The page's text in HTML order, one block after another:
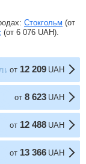
Стокгольм (от
(от 6 076 UAH).
от 12 209 UAH
от 8 623 UAH
от 12 488 UAH
от 13 366 UAH